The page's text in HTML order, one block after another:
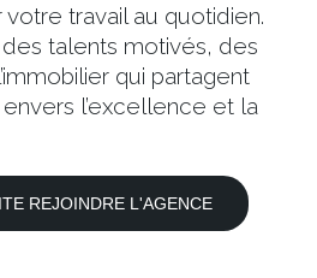
travail au quotidien.
talents motivés, des
qui partagent
l’excellence et la
REJOINDRE L'AGENCE